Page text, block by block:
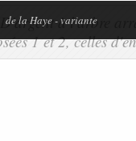
de la Haye - variante